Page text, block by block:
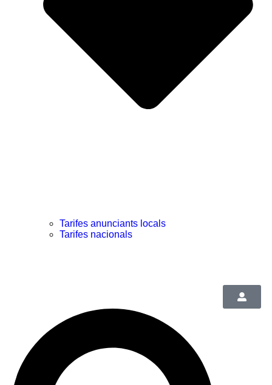
Tarifes anunciants locals
Tarifes nacionals